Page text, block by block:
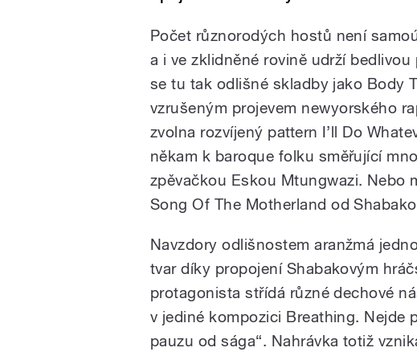
Počet různorodých hostů není
a i ve zklidněné rovině udrží
se tu tak odlišné skladby jako Body
vzrušeným projevem newyorského
zvolna rozvíjený pattern I’ll Do
někam k baroque folku směřující
zpěvačkou Eskou Mtungwazi. Nebo
Song Of The Motherland od
Navzdory odlišnostem aranžmá
tvar díky propojení Shabakovým
protagonista střídá různé dechové
v jediné kompozici Breathing. Nejde
pauzu od sága“. Nahrávka totiž